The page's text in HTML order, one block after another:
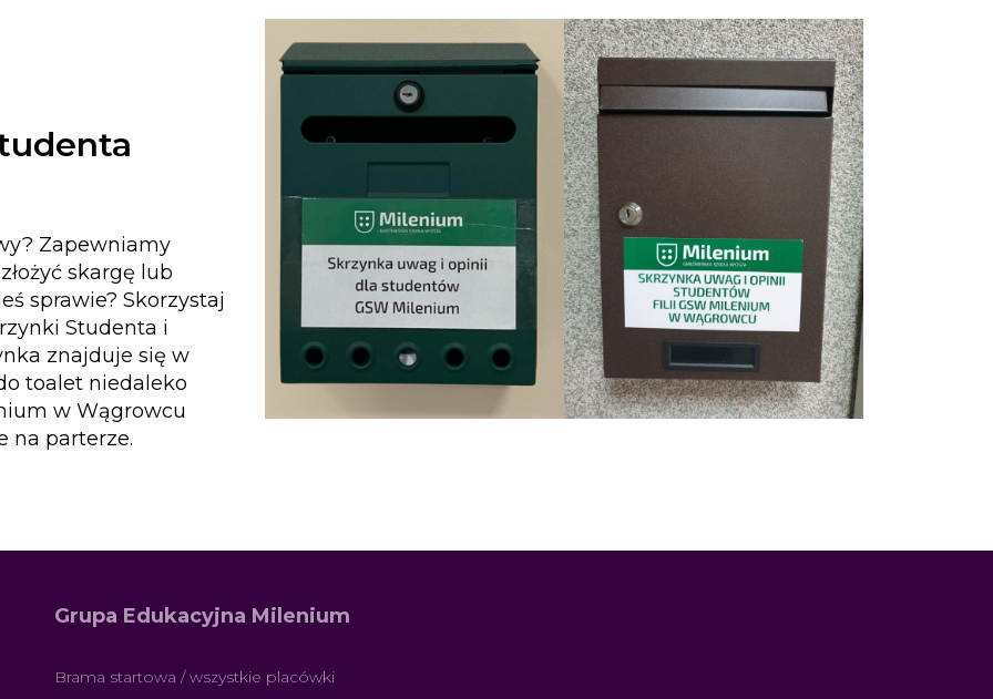
Zapewniamy
skargę lub
sprawie? Skorzystaj
Studenta i
znajduje się w
toalet niedaleko
w Wągrowcu
na parterze.
Grupa Edukacyjna Milenium
Brama startowa / wszystkie placówki